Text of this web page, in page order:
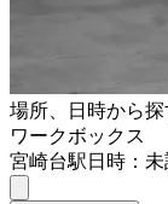
場所、日時から探
ワークボックス
宮崎台駅日時：